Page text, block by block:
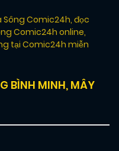
Sông Comic24h, đọc
Comic24h online,
tại Comic24h miễn
BÌNH MINH, MÂY